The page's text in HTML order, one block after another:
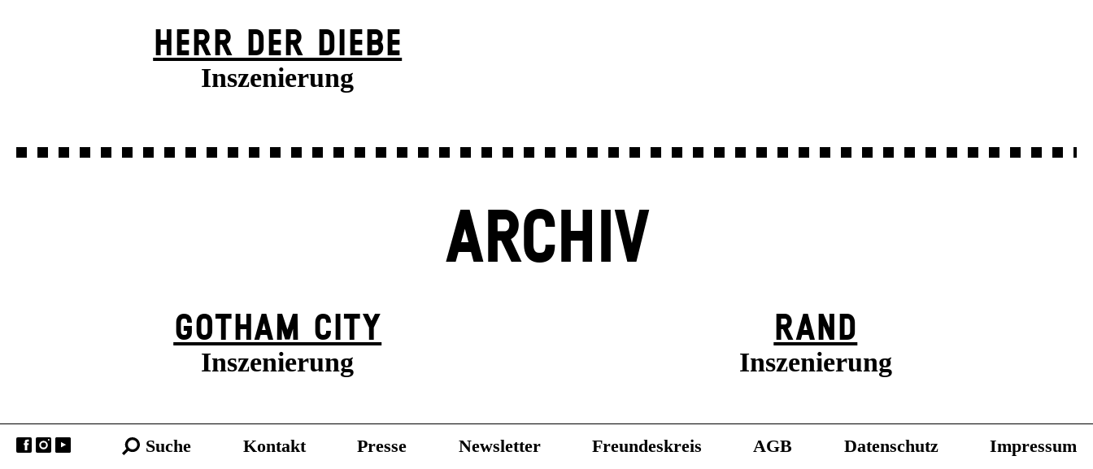
HERR DER DIEBE
Inszenierung
ARCHIV
GOTHAM CITY
Inszenierung
RAND
Inszenierung
Suche Kontakt Presse Newsletter Freundeskreis AGB Datenschutz Impressum